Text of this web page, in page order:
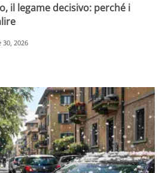
il legame decisivo: perché i
30, 2026